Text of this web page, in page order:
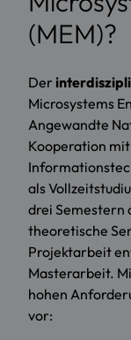
(MEM)?
Der
Microsystems
Angewandte
Kooperation
als
drei Semestern
theoretische
Projektarbeit
Masterarbeit.
hohen
vor: